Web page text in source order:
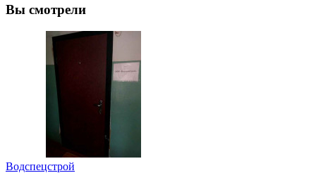
Вы смотрели
Водспецстрой